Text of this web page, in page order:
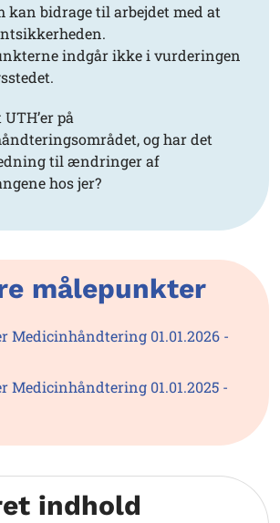
kan bidrage til arbejdet med at
indgår ikke i vurderingen
på
og har det
til ændringer af
hos jer?
målepunkter
Medicinhåndtering 01.01.2026 -
Medicinhåndtering 01.01.2025 -
indhold